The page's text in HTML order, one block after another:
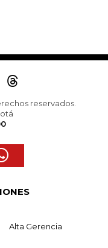
reservados.
Alta Gerencia